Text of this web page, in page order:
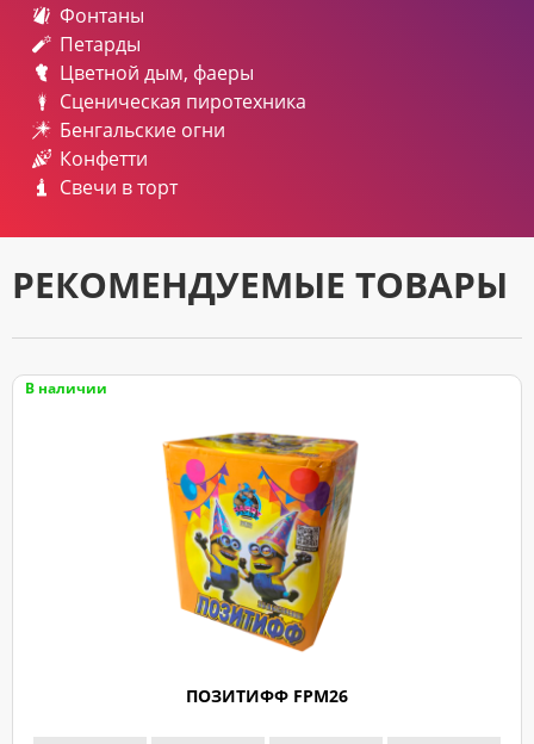
Фонтаны
Петарды
Цветной дым, фаеры
Сценическая пиротехника
Бенгальские огни
Конфетти
Свечи в торт
РЕКОМЕНДУЕМЫЕ ТОВАРЫ
В наличии
ПОЗИТИФФ FPM26